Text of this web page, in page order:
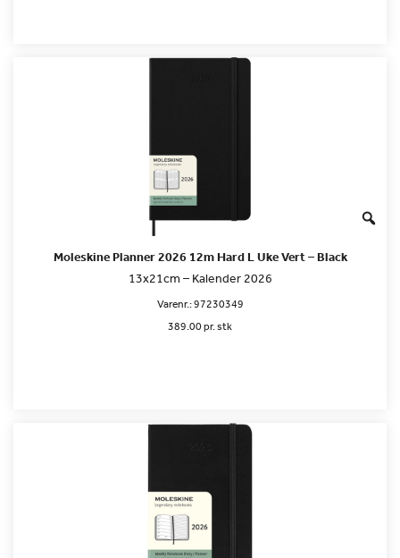
Moleskine Planner 2026 12m Hard L Uke Vert – Black
13x21cm – Kalender 2026
Varenr.:97230349
389.00 pr. stk